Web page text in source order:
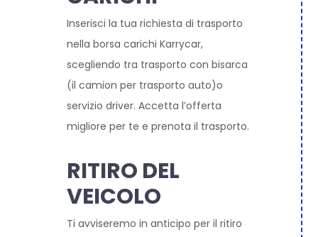
Inserisci la tua richiesta di trasporto
nella borsa carichi Karrycar,
scegliendo tra trasporto con bisarca
(il camion per trasporto auto)o
servizio driver. Accetta l’offerta
migliore per te e prenota il trasporto.
RITIRO DEL
VEICOLO
Ti avviseremo in anticipo per il ritiro